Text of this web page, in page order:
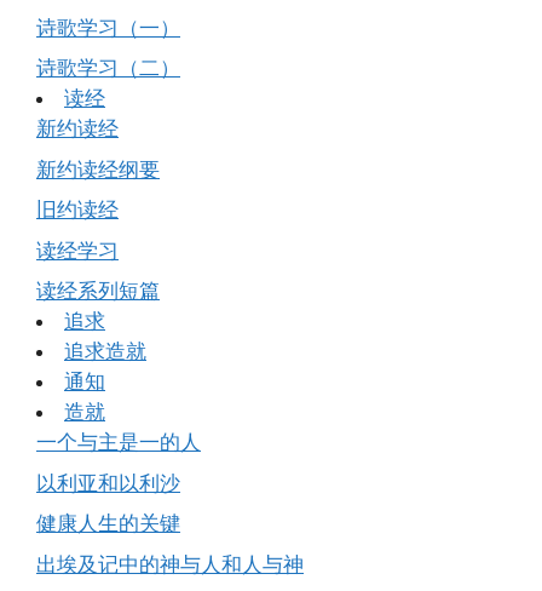
诗歌学习（一）
诗歌学习（二）
读经
新约读经
新约读经纲要
旧约读经
读经学习
读经系列短篇
追求
追求造就
通知
造就
一个与主是一的人
以利亚和以利沙
健康人生的关键
出埃及记中的神与人和人与神